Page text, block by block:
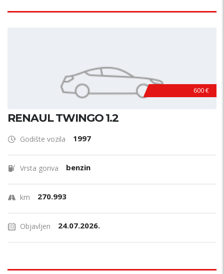
600 €
RENAUL TWINGO 1.2
Godište vozila 1997
Vrsta goriva benzin
km 270.993
Objavljen 24.07.2026.